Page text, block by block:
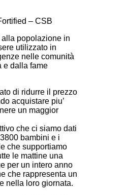
– CSB
alla popolazione in
utilizzato in
nelle comunità
e dalla fame
di ridurre il prezzo
acquistare piu’
un maggior
che ci siamo dati
bambini e i
che supportiamo
le mattine una
per un intero anno
che rappresenta un
nella loro giornata.